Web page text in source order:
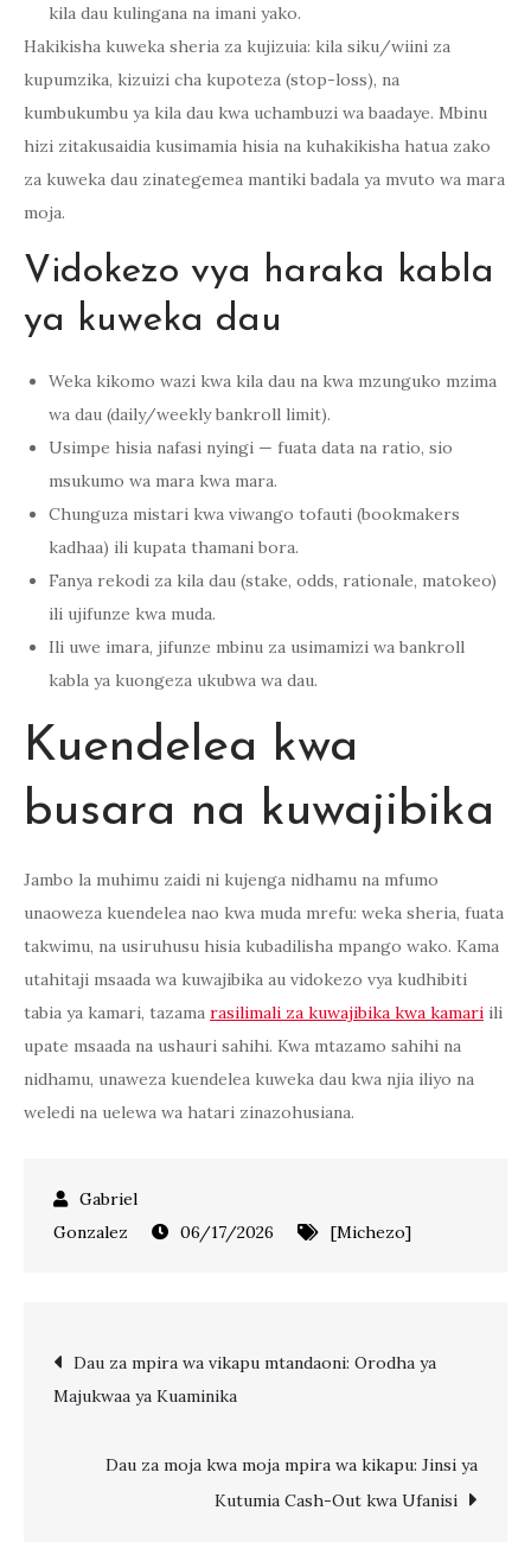
kila dau kulingana na imani yako.
Hakikisha kuweka sheria za kujizuia: kila siku/wiini za
kupumzika, kizuizi cha kupoteza (stop-loss), na
kumbukumbu ya kila dau kwa uchambuzi wa baadaye. Mbinu
hizi zitakusaidia kusimamia hisia na kuhakikisha hatua zako
za kuweka dau zinategemea mantiki badala ya mvuto wa mara
moja.
Vidokezo vya haraka kabla
ya kuweka dau
Weka kikomo wazi kwa kila dau na kwa mzunguko mzima
wa dau (daily/weekly bankroll limit).
Usimpe hisia nafasi nyingi — fuata data na ratio, sio
msukumo wa mara kwa mara.
Chunguza mistari kwa viwango tofauti (bookmakers
kadhaa) ili kupata thamani bora.
Fanya rekodi za kila dau (stake, odds, rationale, matokeo)
ili ujifunze kwa muda.
Ili uwe imara, jifunze mbinu za usimamizi wa bankroll
kabla ya kuongeza ukubwa wa dau.
Kuendelea kwa
busara na kuwajibika
Jambo la muhimu zaidi ni kujenga nidhamu na mfumo
unaoweza kuendelea nao kwa muda mrefu: weka sheria, fuata
takwimu, na usiruhusu hisia kubadilisha mpango wako. Kama
utahitaji msaada wa kuwajibika au vidokezo vya kudhibiti
tabia ya kamari, tazama rasilimali za kuwajibika kwa kamari ili
upate msaada na ushauri sahihi. Kwa mtazamo sahihi na
nidhamu, unaweza kuendelea kuweka dau kwa njia iliyo na
weledi na uelewa wa hatari zinazohusiana.
06/17/2026 [Michezo]
Post
navigation
Dau za mpira wa vikapu mtandaoni: Orodha ya
Majukwaa ya Kuaminika
Dau za moja kwa moja mpira wa kikapu: Jinsi ya
Kutumia Cash-Out kwa Ufanisi